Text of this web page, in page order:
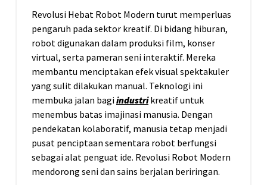
Revolusi Hebat Robot Modern turut memperluas
pengaruh pada sektor kreatif. Di bidang hiburan,
robot digunakan dalam produksi film, konser
virtual, serta pameran seni interaktif. Mereka
membantu menciptakan efek visual spektakuler
yang sulit dilakukan manual. Teknologi ini
membuka jalan bagiindustrikreatif untuk
menembus batas imajinasi manusia. Dengan
pendekatan kolaboratif, manusia tetap menjadi
pusat penciptaan sementara robot berfungsi
sebagai alat penguat ide. Revolusi Robot Modern
mendorong seni dan sains berjalan beriringan.